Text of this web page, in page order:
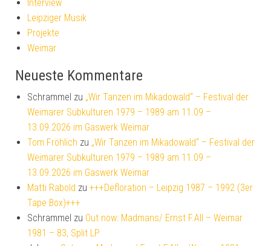
Interview
Leipziger Musik
Projekte
Weimar
Neueste Kommentare
Schrammel zu „Wir Tanzen im Mikadowald“ – Festival der
Weimarer Subkulturen 1979 – 1989 am 11.09 –
13.09.2026 im Gaswerk Weimar
Tom Fröhlich zu „Wir Tanzen im Mikadowald“ – Festival der
Weimarer Subkulturen 1979 – 1989 am 11.09 –
13.09.2026 im Gaswerk Weimar
Matti Rabold zu +++Defloration – Leipzig 1987 – 1992 (3er
Tape Box)+++
Schrammel zu Out now: Madmans/ Ernst F.All – Weimar
1981 – 83, Split LP